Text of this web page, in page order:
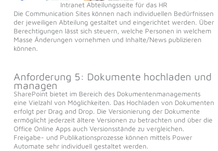
Intranet Abteilungsseite für das HR
Die Communication Sites können nach individuellen Bedürfnissen
der jeweiligen Abteilung gestaltet und eingerichtet werden. Über
Berechtigungen lässt sich steuern, welche Personen in welchem
Masse Änderungen vornehmen und Inhalte/News publizieren
können.
Anforderung 5: Dokumente hochladen und
managen
SharePoint bietet im Bereich des Dokumentenmanagements
eine Vielzahl von Möglichkeiten. Das Hochladen von Dokumenten
erfolgt per Drag and Drop. Die Versionierung der Dokumente
ermöglicht jederzeit ältere Versionen zu betrachten und über die
Office Online Apps auch Versionsstände zu vergleichen.
Freigabe- und Publikationsprozesse können mittels Power
Automate sehr individuell gestaltet werden.